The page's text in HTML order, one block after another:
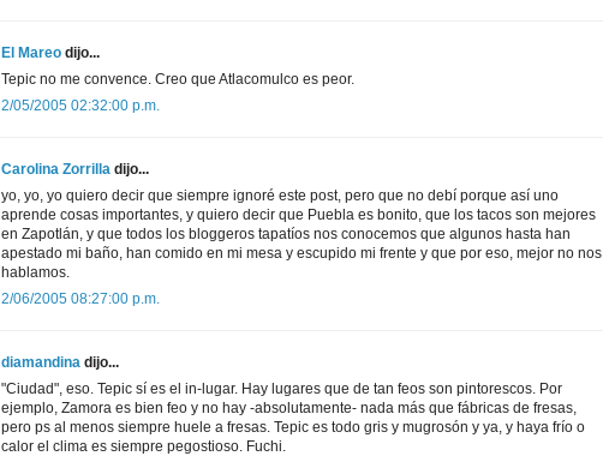
El Mareo dijo...
Tepic no me convence. Creo que Atlacomulco es peor.
2/05/2005 02:32:00 p.m.
Carolina Zorrilla dijo...
yo, yo, yo quiero decir que siempre ignoré este post, pero que no debí porque así uno
aprende cosas importantes, y quiero decir que Puebla es bonito, que los tacos son mejores
en Zapotlán, y que todos los bloggeros tapatíos nos conocemos que algunos hasta han
apestado mi baño, han comido en mi mesa y escupido mi frente y que por eso, mejor no nos
hablamos.
2/06/2005 08:27:00 p.m.
diamandina dijo...
"Ciudad", eso. Tepic sí es el in-lugar. Hay lugares que de tan feos son pintorescos. Por
ejemplo, Zamora es bien feo y no hay -absolutamente- nada más que fábricas de fresas,
pero ps al menos siempre huele a fresas. Tepic es todo gris y mugrosón y ya, y haya frío o
calor el clima es siempre pegostioso. Fuchi.